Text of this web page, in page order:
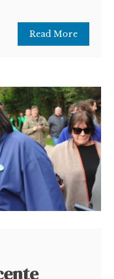
Read More